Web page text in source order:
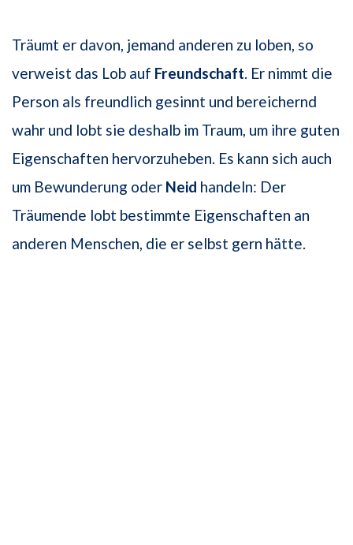
Träumt er davon, jemand anderen zu loben, so
verweist das Lob auf Freundschaft. Er nimmt die
Person als freundlich gesinnt und bereichernd
wahr und lobt sie deshalb im Traum, um ihre guten
Eigenschaften hervorzuheben. Es kann sich auch
um Bewunderung oder Neid handeln: Der
Träumende lobt bestimmte Eigenschaften an
anderen Menschen, die er selbst gern hätte.